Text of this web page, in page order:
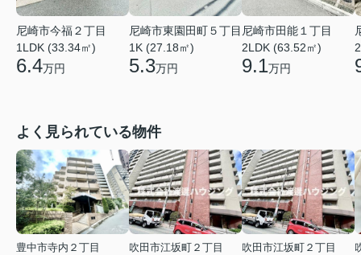
尼崎市今福２丁目
1LDK (33.34㎡)
6.4万円
尼崎市東園田町５丁目
1K (27.18㎡)
5.3万円
尼崎市田能１丁目
2LDK (63.52㎡)
9.1万円
よく見られている物件
豊中市寺内２丁目
吹田市江坂町２丁目
吹田市江坂町２丁目